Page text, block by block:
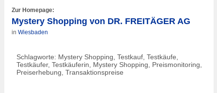
Zur Homepage:
Mystery Shopping von DR. FREITÄGER AG
in Wiesbaden
Schlagworte: Mystery Shopping, Testkauf, Testkäufe,
Testkäufer, Testkäuferin, Mystery Shopping, Preismonitoring,
Preiserhebung, Transaktionspreise